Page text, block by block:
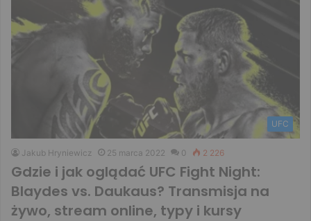
UFC
Jakub Hryniewicz 25 marca 2022 0 2 226
Gdzie i jak oglądać UFC Fight Night:
Blaydes vs. Daukaus? Transmisja na
żywo, stream online, typy i kursy